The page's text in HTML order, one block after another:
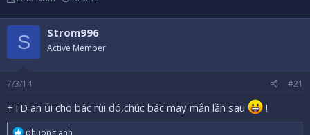
t
đ
ầ
u
à
y
b
u
S Strom996
Active Member
7/3/14 #21
+TD an ủi cho bác rùi đó,chúc bác may mắn lần sau !
R
phuong anh